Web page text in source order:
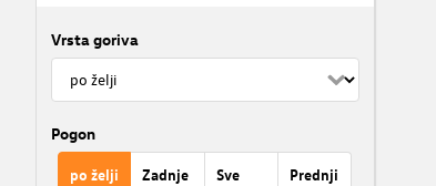
Vrsta goriva
Pogon
po želji Zadnje Sve Prednji